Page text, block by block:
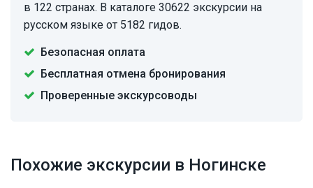
в 122 странах. В каталоге 30622 экскурсии на
русском языке от 5182 гидов.
Безопасная оплата
Бесплатная отмена бронирования
Проверенные экскурсоводы
Похожие экскурсии в Ногинске